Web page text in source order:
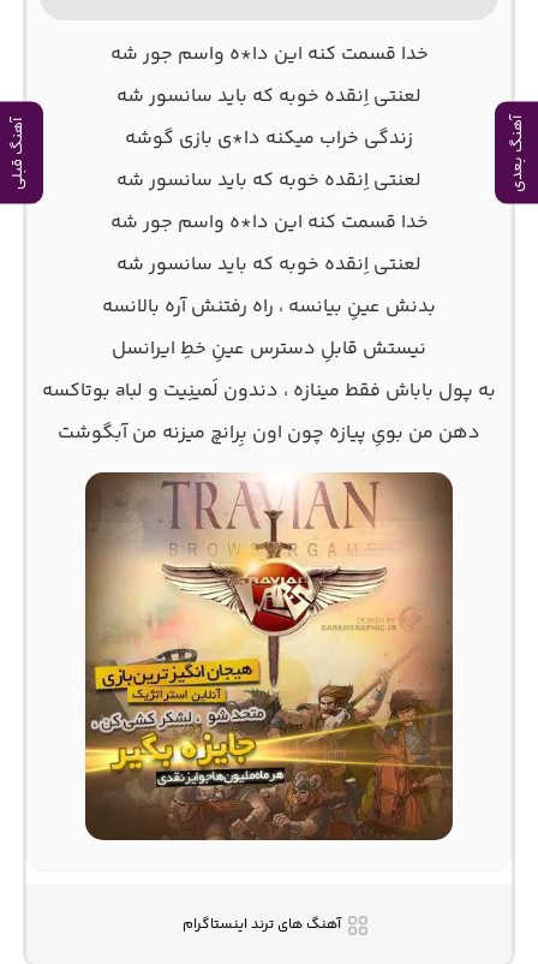
آهنگ بعدی آهنگ قبلی
خدا قسمت کنه این دا*ه واسم جور شه
لعنتی اِنقده خوبه که باید سانسور شه
زندگی خراب میکنه دا*ی بازی گوشه
لعنتی اِنقده خوبه که باید سانسور شه
خدا قسمت کنه این دا*ه واسم جور شه
لعنتی اِنقده خوبه که باید سانسور شه
بدنش عینِ بیانسه ، راه رفتنش آره بالانسه
نیستش قابلِ دسترس عینِ خطِ ایرانسل
به پول باباش فقط مینازه ، دندون لَمینِیت و لباa بوتاکسه
دهن من بویِ پیازه چون اون بِرانچ میزنه من آبگوشت
آهنگ های ترند اینستاگرام